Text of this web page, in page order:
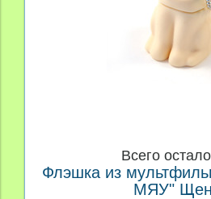
Всего
Флэшка из
МЯУ"